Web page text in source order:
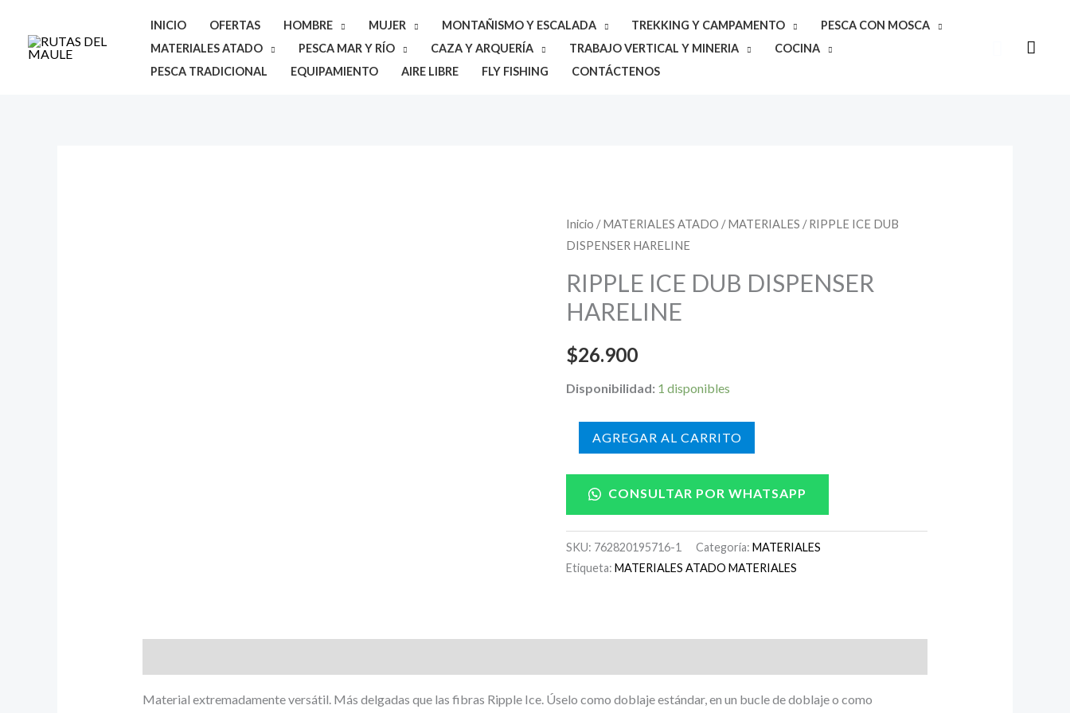
contenido
INICIO OFERTAS HOMBRE MUJER MONTAÑISMO Y ESCALADA TREKKING Y CAMPAMENTO
PESCA CON MOSCA
MATERIALES ATADO
PESCA MAR Y RÍO CAZA Y ARQUERÍA TRABAJO VERTICAL Y MINERIA
COCINA
PESCA TRADICIONAL
EQUIPAMIENTO AIRE LIBRE FLY FISHING CONTÁCTENOS
Buscar
Inicio /MATERIALES ATADO /MATERIALES / RIPPLE ICE DUB
DISPENSER HARELINE
RIPPLE ICE DUB DISPENSER
HARELINE
$26.900
Disponibilidad: 1 disponibles
RIPPLE
ICE
DISPENSER
HARELINE
AÑADIR AL CARRITO
CONSULTAR POR WHATSAPP
SKU: 762820195716-1 Categoría:MATERIALES
Etiqueta:MATERIALES ATADO MATERIALES
Material extremadamente versátil. Más delgadas que las fibras Ripple Ice. Úselo como doblaje estándar, en un bucle de doblaje o como